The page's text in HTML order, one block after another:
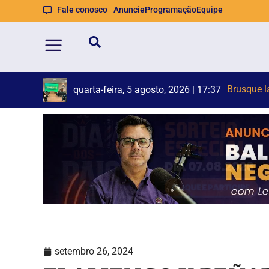
Fale conosco AnuncieProgramaçãoEquipe
quarta-feira, 5 agosto, 2026 | 16:59 Homem
Defesa
setembro 26, 2024